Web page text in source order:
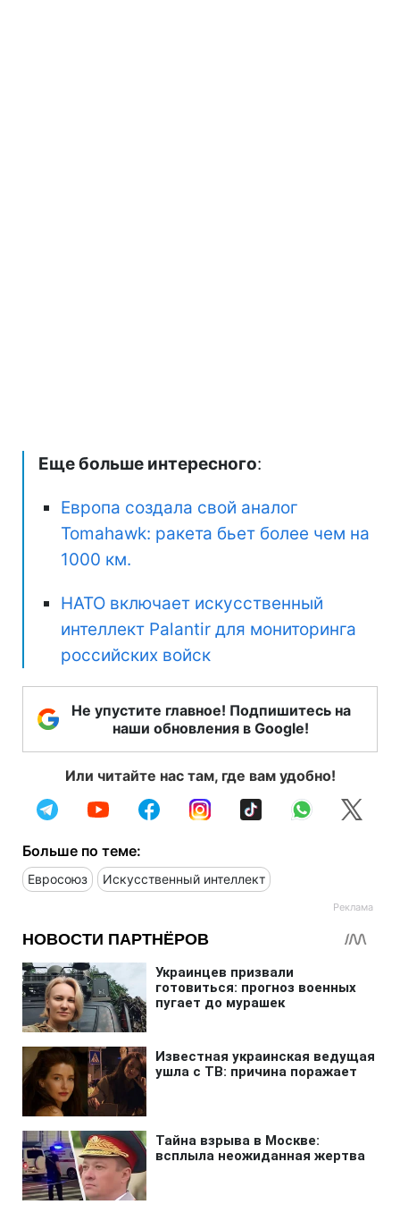
Еще больше интересного:
Европа создала свой аналог
Tomahawk: ракета бьет более чем на
1000 км.
НАТО включает искусственный
интеллект Palantir для мониторинга
российских войск
Не упустите главное! Подпишитесь на
наши обновления в Google!
Или читайте нас там, где вам удобно!
Больше по теме:
Евросоюз Искусственный интеллект